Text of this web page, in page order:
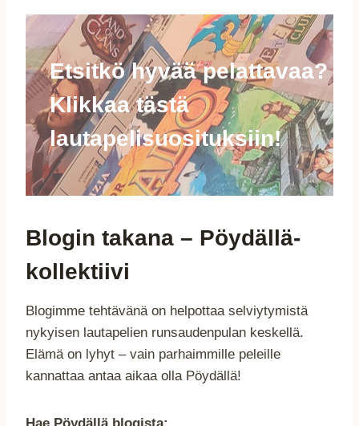
Etsitkö hyvää pelattavaa?
Klikkaa tästä
lautapelisuosituksiin!
Blogin takana – Pöydällä-
kollektiivi
Blogimme tehtävänä on helpottaa selviytymistä
nykyisen lautapelien runsaudenpulan keskellä.
Elämä on lyhyt – vain parhaimmille peleille
kannattaa antaa aikaa olla Pöydällä!